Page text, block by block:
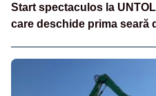
Start spectaculos la
care deschide prima seară